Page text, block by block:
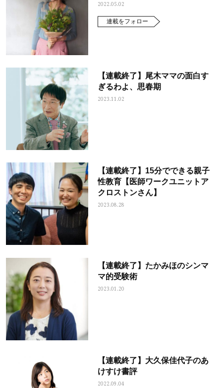
2022.05.02
連載をフォロー
【連載終了】尾木ママの面白す
ぎるわよ、思春期
2023.11.02
【連載終了】15分でできる親子
性教育【医師ワークユニットア
クロストンさん】
2023.08.28
【連載終了】たかみほのシンマ
マ的受験術
2023.01.20
【連載終了】大久保佳代子のあ
けすけ書評
2022.09.04